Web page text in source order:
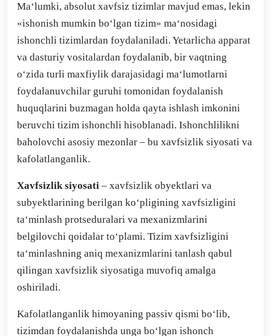
Ma‘lumki, absolut xavfsiz tizimlar mavjud emas, lekin
«ishonish mumkin bo‘lgan tizim» ma‘nosidagi
ishonchli tizimlardan foydalaniladi. Yetarlicha apparat
va dasturiy vositalardan foydalanib, bir vaqtning
o‘zida turli maxfiylik darajasidagi ma‘lumotlarni
foydalanuvchilar guruhi tomonidan foydalanish
huquqlarini buzmagan holda qayta ishlash imkonini
beruvchi tizim ishonchli hisoblanadi. Ishonchlilikni
baholovchi asosiy mezonlar – bu xavfsizlik siyosati va
kafolatlanganlik.
Xavfsizlik siyosati – xavfsizlik obyektlari va
subyektlarining berilgan ko‘pligining xavfsizligini
ta‘minlash protseduralari va mexanizmlarini
belgilovchi qoidalar to‘plami. Tizim xavfsizligini
ta‘minlashning aniq mexanizmlarini tanlash qabul
qilingan xavfsizlik siyosatiga muvofiq amalga
oshiriladi.
Kafolatlanganlik himoyaning passiv qismi bo‘lib,
tizimdan foydalanishda unga bo‘lgan ishonch